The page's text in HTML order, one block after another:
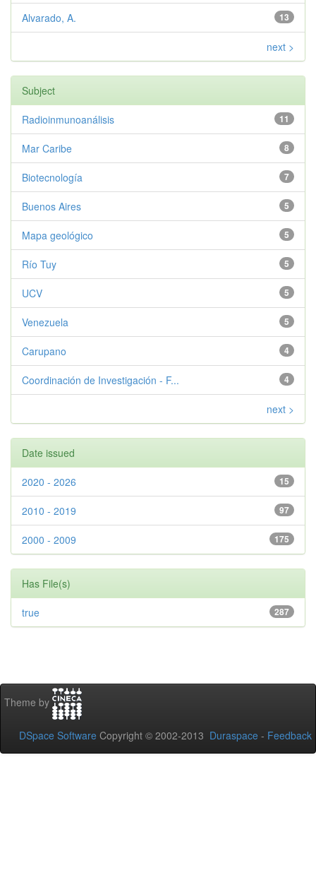
13
Alvarado, A.
next >
Subject
11
Radioinmunoanálisis
8
Mar Caribe
7
Biotecnología
5
Buenos Aires
5
Mapa geológico
5
Río Tuy
5
UCV
5
Venezuela
4
Carupano
4
Coordinación de Investigación - F...
next >
Date issued
15
2020 - 2026
97
2010 - 2019
175
2000 - 2009
Has File(s)
287
true
Theme by
DSpace Software Copyright © 2002-2013 Duraspace - Feedback